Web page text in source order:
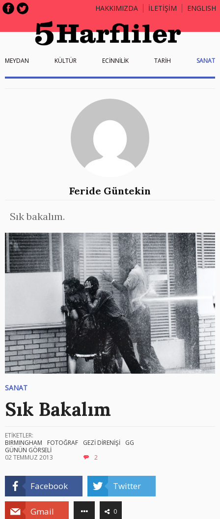
HAKKIMIZDA İLETİŞİM ENGLISH
MEYDAN KÜLTÜR ECİNNİLİK TARİH SANAT
Feride Güntekin
Sık bakalım.
SANAT
Sık Bakalım
ETİKETLER:
BIRMINGHAM
FOTOĞRAF GEZİ DİRENİŞİ
GG
GÜNÜN GÖRSELİ
02 TEMMUZ 2013
2
Facebook Twitter
Gmail 0